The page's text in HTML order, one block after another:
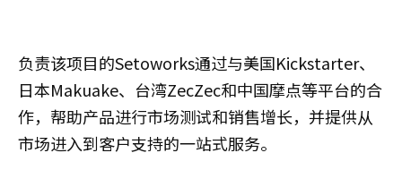
负责该项目的Setoworks通过与美国Kickstarter、
日本Makuake、台湾ZecZec和中国摩点等平台的合
作，帮助产品进行市场测试和销售增长，并提供从
市场进入到客户支持的一站式服务。